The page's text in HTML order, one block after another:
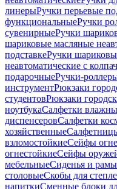
линерыРучки перьевые
функциональныеРучки
сувенирныеРучки
шариковые масляные
подставкеРучки
неавтоматические с
подарочныеРучки-
инструментРюкзаки
студентовРюкзаки
ноутбукаСалфетки
диспенсеровСалфетки
хозяйственные
взломостойкиеСейфы
огнестойкиеСейфы
мебельныеСиденья и
столовыеСкобы для
напиткиСменные блоки